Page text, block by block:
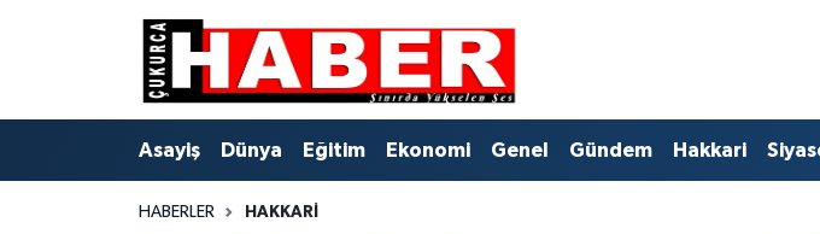
Asayiş Dünya Eğitim Ekonomi Genel Gündem Hakkari
HABERLER HAKKARI
Hava Durumu
Trafik Durumu
Süper Lig Puan Durumu ve Fikstür